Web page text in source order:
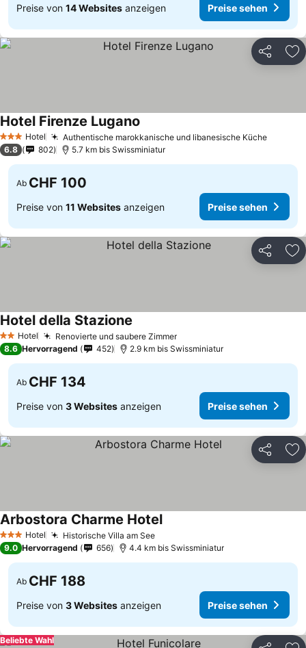
Preise von 14 Websites anzeigen Preise sehen
Teilen
3 SterneHotel Authentische marokkanische und libanesische KüchePreise
Hotel Firenze Lugano
6.8 802 5.7 km bis Swissminiatur
Ab CHF 100
Preise von 11 Websites anzeigen Preise sehen
Teilen
2 Sterne
Hotel Renovierte und saubere ZimmerPreise sehen
Hotel della Stazione
8.6 Hervorragend 452 2.9 km bis Swissminiatur
Ab CHF 134
Preise von 3 Websites anzeigen Preise sehen
Teilen
3 SterneHotel Historische Villa am SeePreise sehen
Arbostora Charme HotelPreise sehen
9.0 Hervorragend 656 4.4 km bis Swissminiatur
Ab CHF 188
Preise von 3 Websites anzeigen Preise sehen
Beliebte Wahl